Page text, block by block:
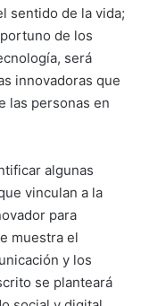
sentido de la vida;
de los
será
innovadoras que
las personas en
algunas
vinculan a la
para
muestra el
y los
se planteará